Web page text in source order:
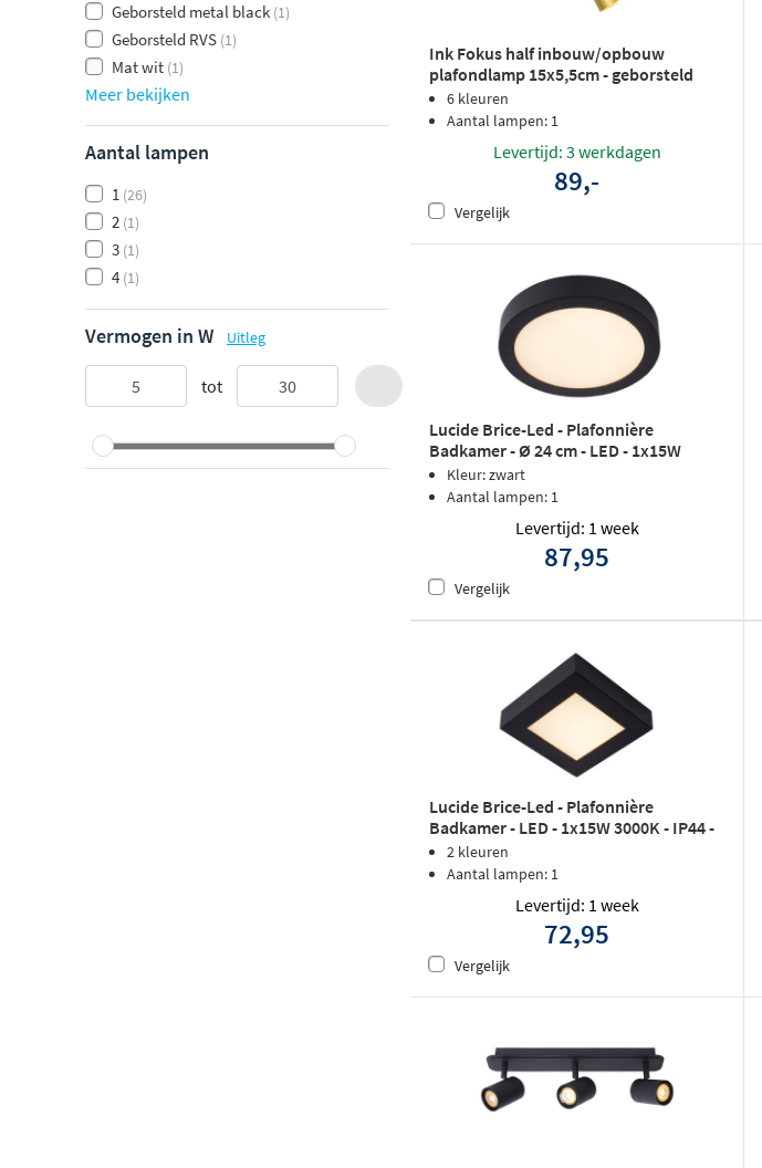
Geborsteld metal black (1)
Geborsteld RVS (1)
Mat wit (1)
Meer bekijken
Aantal lampen
1 (26)
2 (1)
3 (1)
4 (1)
Vermogen in W Uitleg
tot
Ink Fokus half inbouw/opbouw
plafondlamp 15x5,5cm - geborsteld
mat goud
6 kleuren
Aantal lampen: 1
Levertijd: 3 werkdagen
89,-
Vergelijk
Lucide Brice-Led - Plafonnière
Badkamer - Ø 24 cm - LED - 1x15W
3000K - IP44 - Zwart
Kleur: zwart
Aantal lampen: 1
Levertijd: 1 week
87,95
Vergelijk
Lucide Brice-Led - Plafonnière
Badkamer - LED - 1x15W 3000K - IP44 -
Zwart
2 kleuren
Aantal lampen: 1
Levertijd: 1 week
72,95
Vergelijk